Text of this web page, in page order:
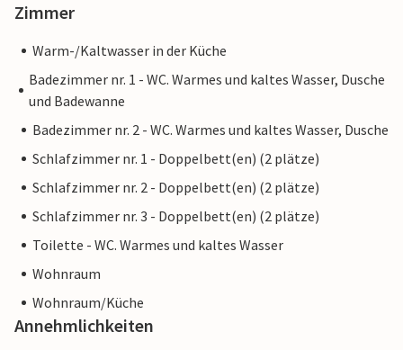
Zimmer
Warm-/Kaltwasser in der Küche
Badezimmer nr. 1 - WC. Warmes und kaltes Wasser, Dusche
und Badewanne
Badezimmer nr. 2 - WC. Warmes und kaltes Wasser, Dusche
Schlafzimmer nr. 1 - Doppelbett(en) (2 plätze)
Schlafzimmer nr. 2 - Doppelbett(en) (2 plätze)
Schlafzimmer nr. 3 - Doppelbett(en) (2 plätze)
Toilette - WC. Warmes und kaltes Wasser
Wohnraum
Wohnraum/Küche
Annehmlichkeiten